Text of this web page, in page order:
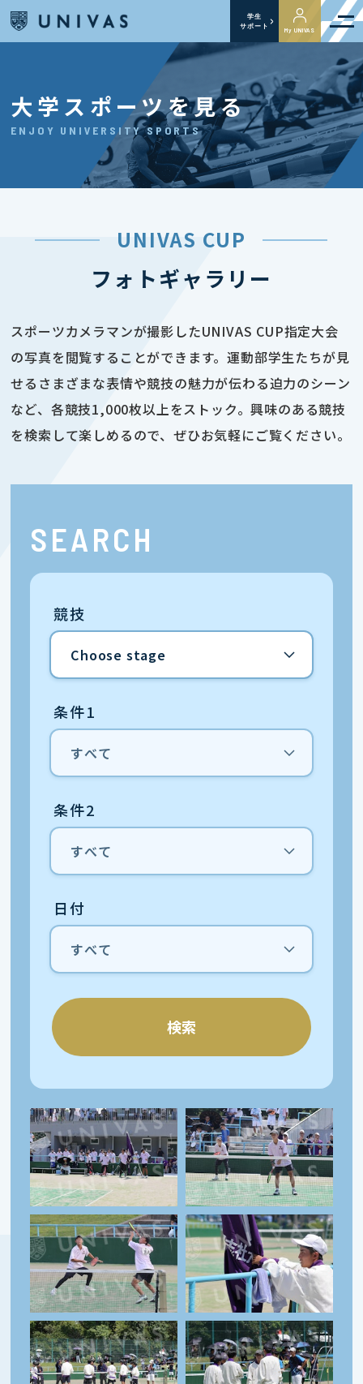
学生
サポート
My UNIVAS
大学スポーツを見る
ENJOY UNIVERSITY SPORTS
UNIVAS CUP
フォトギャラリー
スポーツカメラマンが撮影したUNIVAS CUP指定大会
の写真を閲覧することができます。運動部学生たちが見
せるさまざまな表情や競技の魅力が伝わる迫力のシーン
など、各競技1,000枚以上をストック。興味のある競技
を検索して楽しめるので、ぜひお気軽にご覧ください。
SEARCH
競技
条件1
条件2
日付
検索